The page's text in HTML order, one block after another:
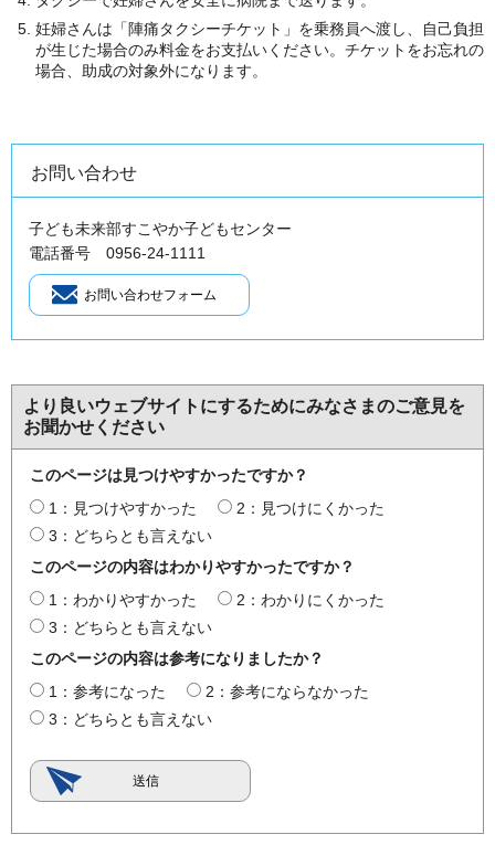
妊婦さんは「陣痛タクシーチケット」を乗務員へ渡し、自己負担
が生じた場合のみ料金をお支払いください。チケットをお忘れの
場合、助成の対象外になります。
お問い合わせ
子ども未来部すこやか子どもセンター
電話番号 0956-24-1111
より良いウェブサイトにするためにみなさまのご意見を
お聞かせください
このページは見つけやすかったですか？
1：見つけやすかった
2：見つけにくかった
3：どちらとも言えない
このページの内容はわかりやすかったですか？
1：わかりやすかった
2：わかりにくかった
3：どちらとも言えない
このページの内容は参考になりましたか？
1：参考になった
2：参考にならなかった
3：どちらとも言えない